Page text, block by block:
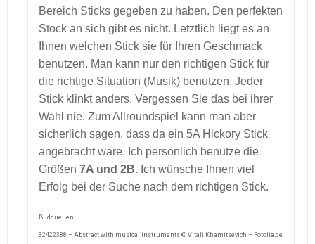
Bereich Sticks gegeben zu haben. Den perfekten
Stock an sich gibt es nicht. Letztlich liegt es an
Ihnen welchen Stick sie für Ihren Geschmack
benutzen. Man kann nur den richtigen Stick für
die richtige Situation (Musik) benutzen. Jeder
Stick klinkt anders. Vergessen Sie das bei ihrer
Wahl nie. Zum Allroundspiel kann man aber
sicherlich sagen, dass da ein 5A Hickory Stick
angebracht wäre. Ich persönlich benutze die
Größen 7A und 2B. Ich wünsche Ihnen viel
Erfolg bei der Suche nach dem richtigen Stick.
Bildquellen:
32422388 – Abstract with musical instruments © Vitali Khamitsevich – Fotolia.de